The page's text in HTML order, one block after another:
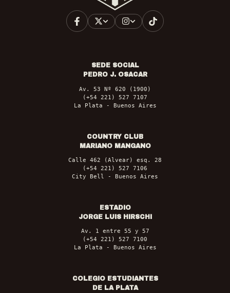
SEDE SOCIAL
PEDRO J. OSACAR
Av. 53 Nº 620 (1900)
(+54 221) 527 7107
La Plata - Buenos Aires
COUNTRY CLUB
MARIANO MANGANO
Calle 462 (Alvear) esq. 28
(+54 221) 527 7106
City Bell - Buenos Aires
ESTADIO
JORGE LUIS HIRSCHI
Av. 1 entre 55 y 57
(+54 221) 527 7100
La Plata - Buenos Aires
COLEGIO ESTUDIANTES
DE LA PLATA